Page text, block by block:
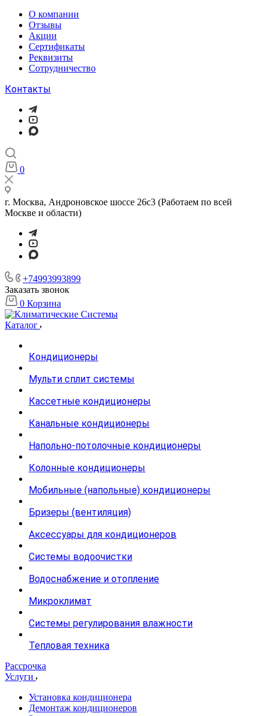
О компании
Отзывы
Акции
Cертификаты
Реквизиты
Сотрудничество
Контакты
0
г. Москва, Андроновское шоссе 26с3 (Работаем по всей
Москве и области)
+74993993899
Заказать звонок
0 Корзина
Каталог
Кондиционеры
Мульти сплит системы
Кассетные кондиционеры
Канальные кондиционеры
Напольно-потолочные кондиционеры
Колонные кондиционеры
Мобильные (напольные) кондиционеры
Бризеры (вентиляция)
Аксессуары для кондиционеров
Системы водоочистки
Водоснабжение и отопление
Микроклимат
Системы регулирования влажности
Тепловая техника
Рассрочка
Услуги
Установка кондиционера
Демонтаж кондиционеров